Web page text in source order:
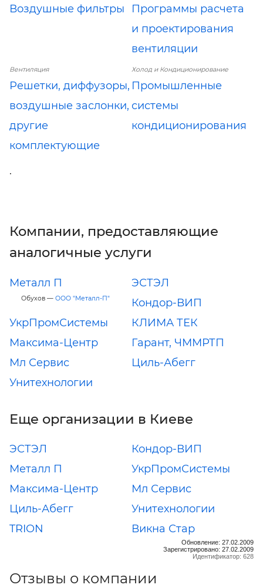
Воздушные фильтры
Программы расчета
и проектирования
вентиляции
Вентиляция
Решетки, диффузоры,
воздушные заслонки,
другие
комплектующие
Холод и Кондиционирование
Промышленные
системы
кондиционирования
.
Компании, предоставляющие
аналогичные услуги
Металл П
Обухов — ООО "Металл-П"
ЭСТЭЛ
Кондор-ВИП
УкрПромСистемы
КЛИМА ТЕК
Максима-Центр
Гарант, ЧММРТП
Мл Сервис
Циль-Абегг
Унитехнологии
Еще организации в Киеве
ЭСТЭЛ
Кондор-ВИП
Металл П
УкрПромСистемы
Максима-Центр
Мл Сервис
Циль-Абегг
Унитехнологии
TRION
Викна Стар
Обновление: 27.02.2009
Зарегистрировано: 27.02.2009
Идентификатор: 628
Отзывы о компании